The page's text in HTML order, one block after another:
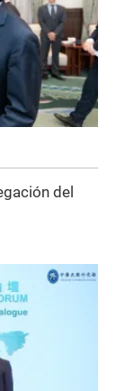
del